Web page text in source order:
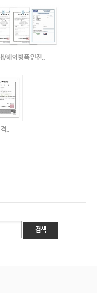
/해외 방폭 안전..
..
검색